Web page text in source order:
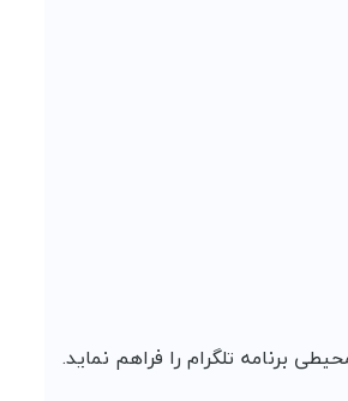
برنامه تلگرام را فراهم نماید.